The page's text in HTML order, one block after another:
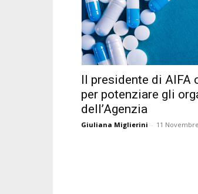
Il presidente di AIFA
per potenziare gli
dell’Agenzia
Giuliana Miglierini - 11